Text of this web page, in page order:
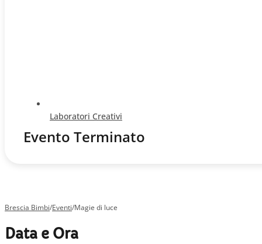
Laboratori Creativi
Evento Terminato
Brescia Bimbi/Eventi/Magie di luce
Data e Ora